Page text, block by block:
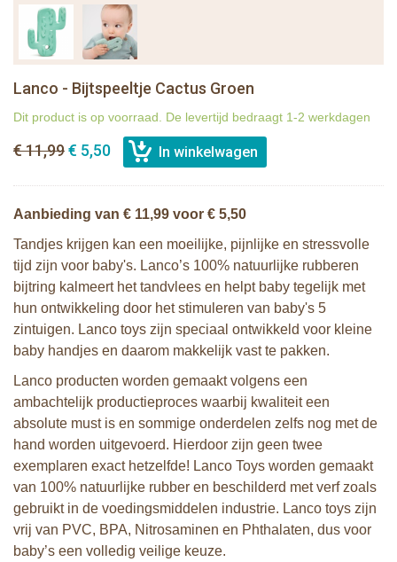
Lanco - Bijtspeeltje Cactus Groen
Dit product is op voorraad. De levertijd bedraagt 1-2 werkdagen
€ 11,99€ 5,50
Aanbieding van € 11,99 voor € 5,50
Tandjes krijgen kan een moeilijke, pijnlijke en stressvolle
tijd zijn voor baby's. Lanco’s 100% natuurlijke rubberen
bijtring kalmeert het tandvlees en helpt baby tegelijk met
hun ontwikkeling door het stimuleren van baby's 5
zintuigen. Lanco toys zijn speciaal ontwikkeld voor kleine
baby handjes en daarom makkelijk vast te pakken.
Lanco producten worden gemaakt volgens een
ambachtelijk productieproces waarbij kwaliteit een
absolute must is en sommige onderdelen zelfs nog met de
hand worden uitgevoerd. Hierdoor zijn geen twee
exemplaren exact hetzelfde! Lanco Toys worden gemaakt
van 100% natuurlijke rubber en beschilderd met verf zoals
gebruikt in de voedingsmiddelen industrie. Lanco toys zijn
vrij van PVC, BPA, Nitrosaminen en Phthalaten, dus voor
baby’s een volledig veilige keuze.